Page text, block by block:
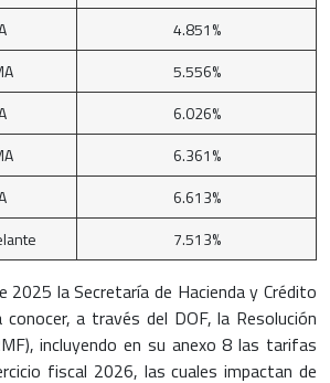
4.851%
5.556%
6.026%
6.361%
6.613%
7.513%
2025 la Secretaría de Hacienda y Crédito
conocer, a través del DOF, la Resolución
incluyendo en su anexo 8 las tarifas
fiscal 2026, las cuales impactan de